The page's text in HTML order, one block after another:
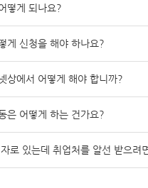
떻게 되나요?
게 신청을 해야 하나요?
상에서 어떻게 해야 합니까?
은 어떻게 하는 건가요?
로 있는데 취업처를 알선 받으려